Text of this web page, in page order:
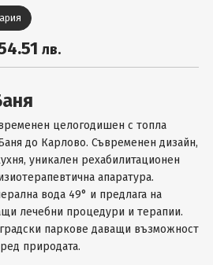
.51 лв.
целогодишен с топла
до Карлово. Съвременен дизайн,
уникален рехабилитационен
апаратура.
вода 49° и предлага на
лечебни процедури и терапии.
паркове даващи възможност
природата.